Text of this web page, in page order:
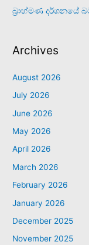
බ්‍රාහ්මණ දර්ශනයේ
Archives
August 2026
July 2026
June 2026
May 2026
April 2026
March 2026
February 2026
January 2026
December 2025
November 2025